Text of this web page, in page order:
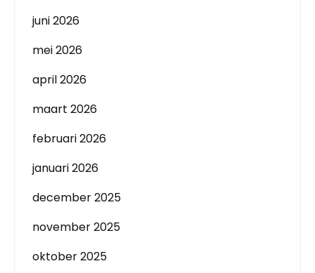
juni 2026
mei 2026
april 2026
maart 2026
februari 2026
januari 2026
december 2025
november 2025
oktober 2025